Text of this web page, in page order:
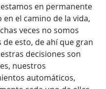
en permanente
el camino de la vida,
veces no somos
de esto, de ahí que gran
decisiones son
nuestros
automáticos,